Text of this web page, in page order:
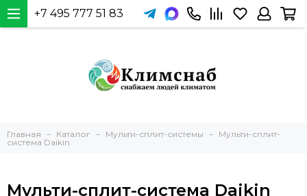
+7 495 777 51 83
Главная Каталог Мульти-сплит-системы
Мульти-сплит-
система Daikin
Мульти-сплит-система Daikin